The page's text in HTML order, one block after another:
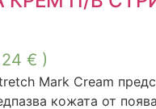
€ )
Mark Cream
кожата от